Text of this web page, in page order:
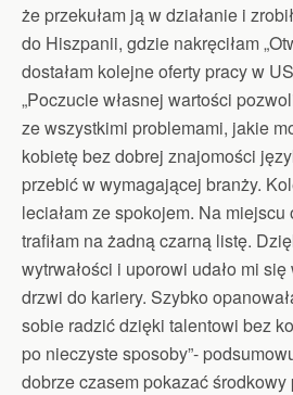
że przekułam ją w działanie i
do Hiszpanii, gdzie nakręciłam
dostałam kolejne oferty pracy w
„Poczucie własnej wartości
ze wszystkimi problemami, jakie
kobietę bez dobrej znajomości
przebić w wymagającej branży.
leciałam ze spokojem. Na miejscu
trafiłam na żadną czarną listę.
wytrwałości i uporowi udało mi
drzwi do kariery. Szybko
sobie radzić dzięki talentowi bez
po nieczyste sposoby”-
dobrze czasem pokazać środkowy